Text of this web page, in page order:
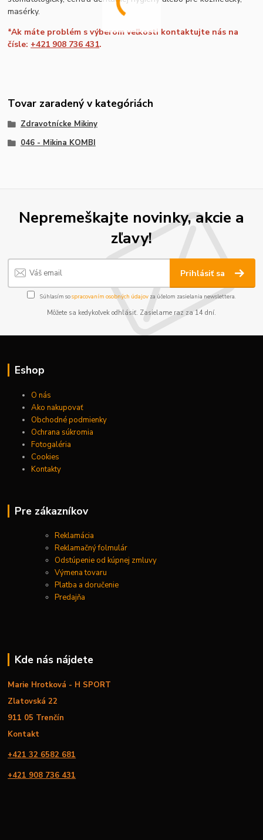
masérky.
*Ak máte problém s výberom veľkosti kontaktujte nás na
čísle: +421 908 736 431.
Tovar zaradený v kategóriách
Zdravotnícke Mikiny
046 - Mikina KOMBI
Nepremeškajte novinky, akcie a
zľavy!
Prihlásiť sa
Súhlasím sospracovaním osobných údajov za účelom zasielania newslettera.
Môžete sa kedykoľvek odhlásiť. Zasielame raz za 14 dní.
Eshop
O nás
Ako nakupovať
Obchodné podmienky
Ochrana súkromia
Fotogaléria
Cookies
Kontakty
Pre zákazníkov
Reklamácia
Reklamačný folmulár
Odstúpenie od kúpnej zmluvy
Výmena tovaru
Platba a doručenie
Predajňa
Kde nás nájdete
Marie Hrotková - H SPORT
Zlatovská 22
911 05 Trenčín
Kontakt
+421 32 6582 681
+421 908 736 431